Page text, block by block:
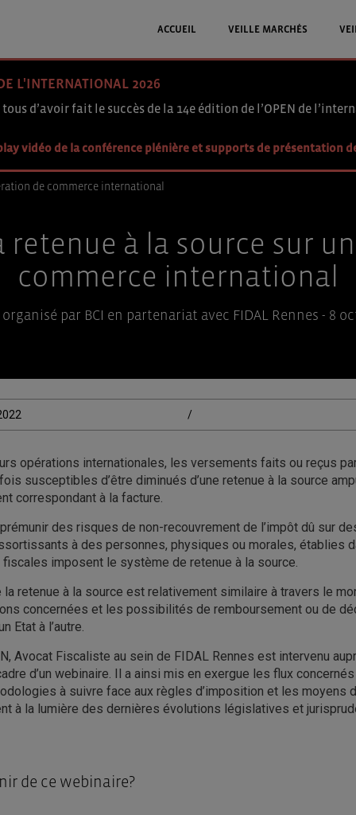
ACCUEIL VEILLE MARCHÉS
L'INTERNATIONAL 2026
d’avoir fait le succès de la 14e édition de l’OPEN de
vidéo de la conférence plénière et supports de présentation
de commerce international
retenue à la source sur
commerce international
par BCI en partenariat avec FIDAL Rennes - 8
/
opérations internationales, les versements faits ou reçus
susceptibles d’être diminués d’une retenue à la source
correspondant à la facture.
des risques de non-recouvrement de l’impôt dû sur
à des personnes, physiques ou morales, établies
imposent le système de retenue à la source.
retenue à la source est relativement similaire à travers le
concernées et les possibilités de remboursement ou de
Etat à l’autre.
Avocat Fiscaliste au sein de FIDAL Rennes est intervenu
d’un webinaire. Il a ainsi mis en exergue les flux
à suivre face aux règles d’imposition et les moyens
à la lumière des dernières évolutions législatives et
de ce webinaire?